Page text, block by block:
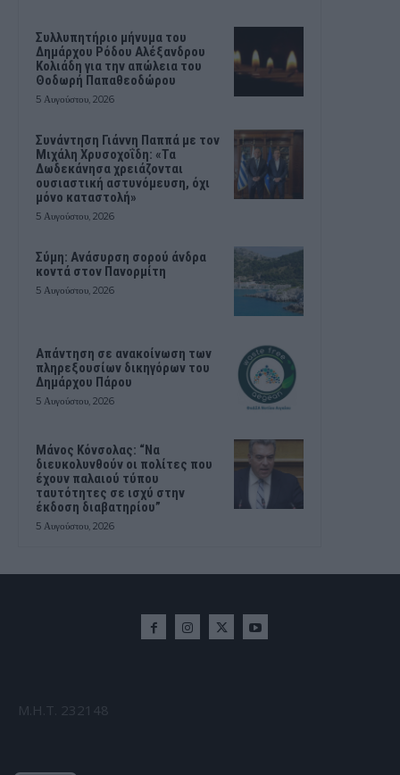
Συλλυπητήριο μήνυμα του
Δημάρχου Ρόδου Αλέξανδρου
Κολιάδη για την απώλεια του
Θοδωρή Παπαθεοδώρου
5 Αυγούστου, 2026
Συνάντηση Γιάννη Παππά με τον
Μιχάλη Χρυσοχοΐδη: «Τα
Δωδεκάνησα χρειάζονται
ουσιαστική αστυνόμευση, όχι
μόνο καταστολή»
5 Αυγούστου, 2026
Σύμη: Ανάσυρση σορού άνδρα
κοντά στον Πανορμίτη
5 Αυγούστου, 2026
Απάντηση σε ανακοίνωση των
πληρεξουσίων δικηγόρων του
Δημάρχου Πάρου
5 Αυγούστου, 2026
Μάνος Κόνσολας: “Να
διευκολυνθούν οι πολίτες που
έχουν παλαιού τύπου
ταυτότητες σε ισχύ στην
έκδοση διαβατηρίου”
5 Αυγούστου, 2026
Μ.Η.Τ. 232148